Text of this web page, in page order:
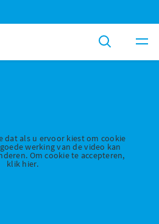
dat als u ervoor kiest om cookie
werking van de video kan
Om cookie te accepteren,
klik hier.